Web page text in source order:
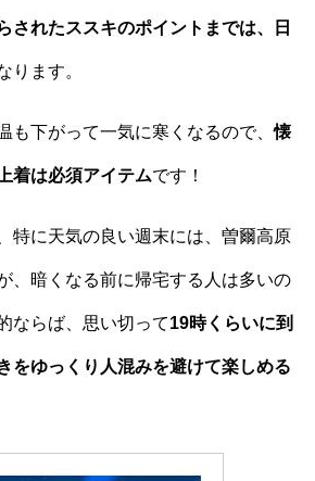
されたススキのポイントまでは、日
ります。
も下がって一気に寒くなるので、懐
着は必須アイテムです！
特に天気の良い週末には、曽爾高原
、暗くなる前に帰宅する人は多いの
ならば、思い切って19時くらいに到
をゆっくり人混みを避けて楽しめる